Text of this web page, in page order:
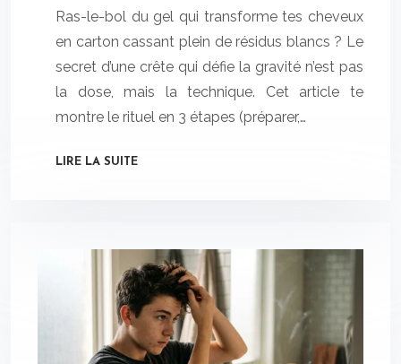
Ras-le-bol du gel qui transforme tes cheveux
en carton cassant plein de résidus blancs ? Le
secret d’une crête qui défie la gravité n’est pas
la dose, mais la technique. Cet article te
montre le rituel en 3 étapes (préparer,…
LIRE LA SUITE